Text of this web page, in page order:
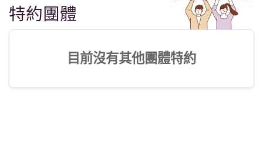
特約團體
目前沒有其他團體特約